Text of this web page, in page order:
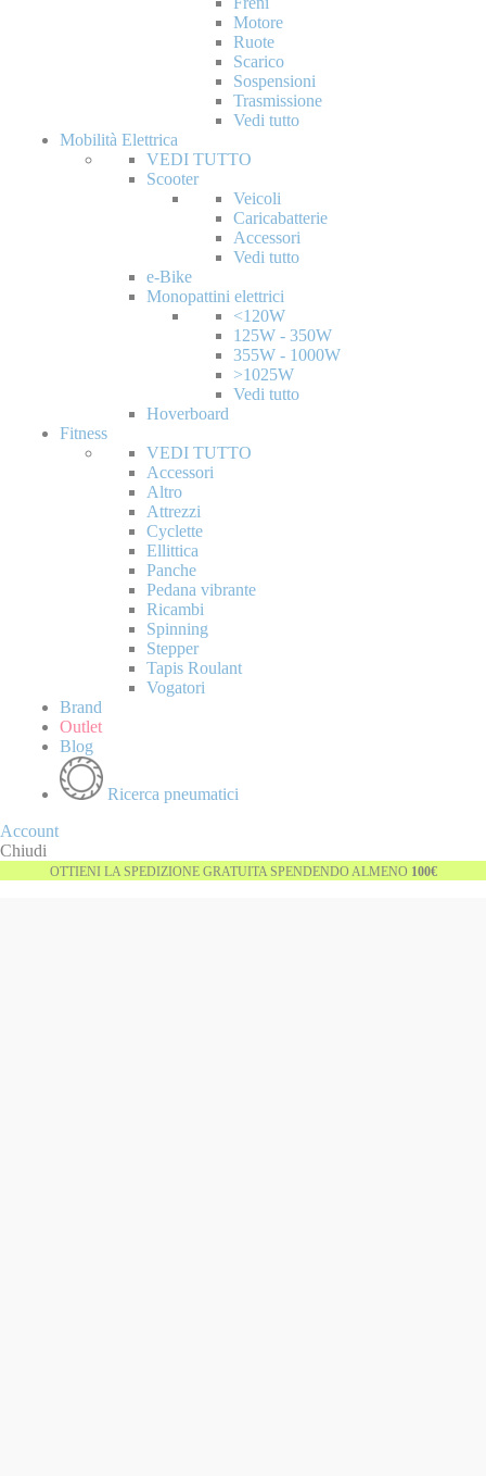
Motore
Ruote
Scarico
Sospensioni
Trasmissione
Vedi tutto
Mobilità Elettrica
VEDI TUTTO
Scooter
Veicoli
Caricabatterie
Accessori
Vedi tutto
e-Bike
Monopattini elettrici
<120W
125W - 350W
355W - 1000W
>1025W
Vedi tutto
Hoverboard
Fitness
VEDI TUTTO
Accessori
Altro
Attrezzi
Cyclette
Ellittica
Panche
Pedana vibrante
Ricambi
Spinning
Stepper
Tapis Roulant
Vogatori
Brand
Outlet
Blog
Ricerca pneumatici
Account
Chiudi
OTTIENI LA SPEDIZIONE GRATUITA SPENDENDO ALMENO 100€